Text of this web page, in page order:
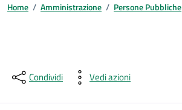
Home / Amministrazione / Persone Pubbliche
Condividi Vedi azioni